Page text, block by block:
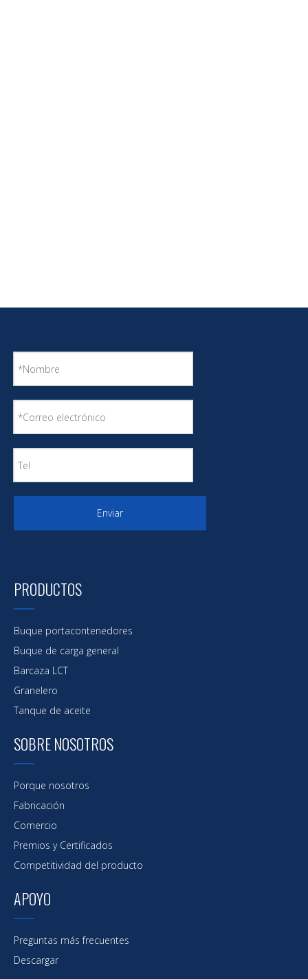
Enviar
PRODUCTOS
Buque portacontenedores
Buque de carga general
Barcaza LCT
Granelero
Tanque de aceite
SOBRE NOSOTROS
Porque nosotros
Fabricación
Comercio
Premios y Certificados
Competitividad del producto
APOYO
Preguntas más frecuentes
Descargar